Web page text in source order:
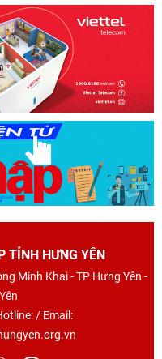
TỈNH HƯNG YÊN
Minh Khai - TP Hưng Yên -
/ Email: